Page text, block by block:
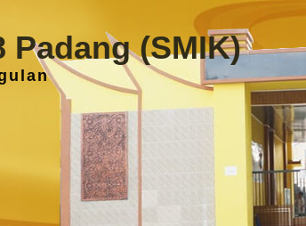
Padang (SMIK)